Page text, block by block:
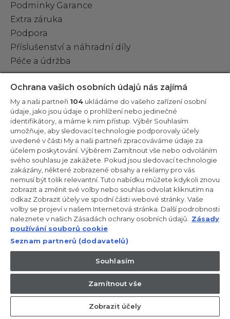
Podminky Garance
Extra záruka
Podpora
Příslušenství a náhradní díly
Péče a údržba
Odebírejte náš newsletter
CANDY HOOVER GROUP S.r.I. - Jediný akcionář - SÍDLO
SPOLEČNOSTI: Via Comolli, 57 - 20861 Brugherio (Monza Brianza) -
Itálie - ADMINISTRATIVNÍ KANCELÁŘE: Via Privata Eden Fumagalli
snc - 20861 Brugherio (Monza Brianza) a Via Trento č. 20/A-22 -
20871 Vimercate (Monza Brianza) - Itálie - Tel.: +39.039.2086.1 -
Fax: +39.039.2086.237 - Základní kapitál 35 000 000,00 € plně
splacený - IČ a číslo zápisu v obchodním rejstříku Milán-Monza-
Brianza-Lodi 04666310158 - DIČ 00786860965 - Číslo REA
211870 - Společnost podléhající řídicím a koordinačním činnostem
společnosti Candy S.p.A.
CZ / Česká republika
Ochrana vašich osobních údajů nás zajímá
My a naši partneři 104 ukládáme do vašeho zařízení osobní
údaje, jako jsou údaje o prohlížení nebo jedinečné
identifikátory, a máme k nim přístup. Výběr Souhlasím
umožňuje, aby sledovací technologie podporovaly účely
uvedené v části My a naši partneři zpracováváme údaje za
účelem poskytování. Výběrem Zamítnout vše nebo odvoláním
svého souhlasu je zakážete. Pokud jsou sledovací technologie
zakázány, některé zobrazené obsahy a reklamy pro vás
nemusí být tolik relevantní. Tuto nabídku můžete kdykoli znovu
zobrazit a změnit své volby nebo souhlas odvolat kliknutím na
odkaz Zobrazit účely ve spodní části webové stránky. Vaše
volby se projeví v našem Internetová stránka. Další podrobnosti
naleznete v našich Zásadách ochrany osobních údajů.
Zásady
používání souborů cookie
Seznam partnerů (dodavatelů)
Souhlasím
Zamítnout vše
Zobrazit účely